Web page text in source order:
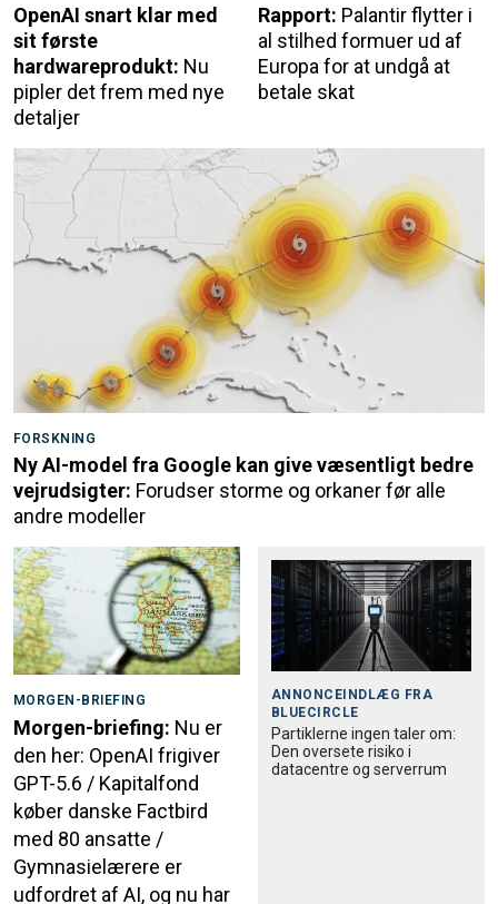
OpenAI snart klar med
sit første
hardwareprodukt: Nu
pipler det frem med nye
detaljer
Rapport: Palantir flytter i
al stilhed formuer ud af
Europa for at undgå at
betale skat
FORSKNING
Ny AI-model fra Google kan give væsentligt bedre
vejrudsigter: Forudser storme og orkaner før alle
andre modeller
MORGEN-BRIEFING
Morgen-briefing: Nu er
den her: OpenAI frigiver
GPT-5.6 / Kapitalfond
køber danske Factbird
med 80 ansatte /
Gymnasielærere er
udfordret af AI, og nu har
ANNONCEINDLÆG FRA
BLUECIRCLE
Partiklerne ingen taler om:
Den oversete risiko i
datacentre og serverrum